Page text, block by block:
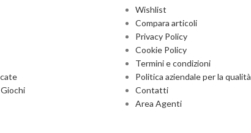
Wishlist
Compara articoli
Privacy Policy
Cookie Policy
Termini e condizioni
Politica aziendale per la qualità
Contatti
Area Agenti